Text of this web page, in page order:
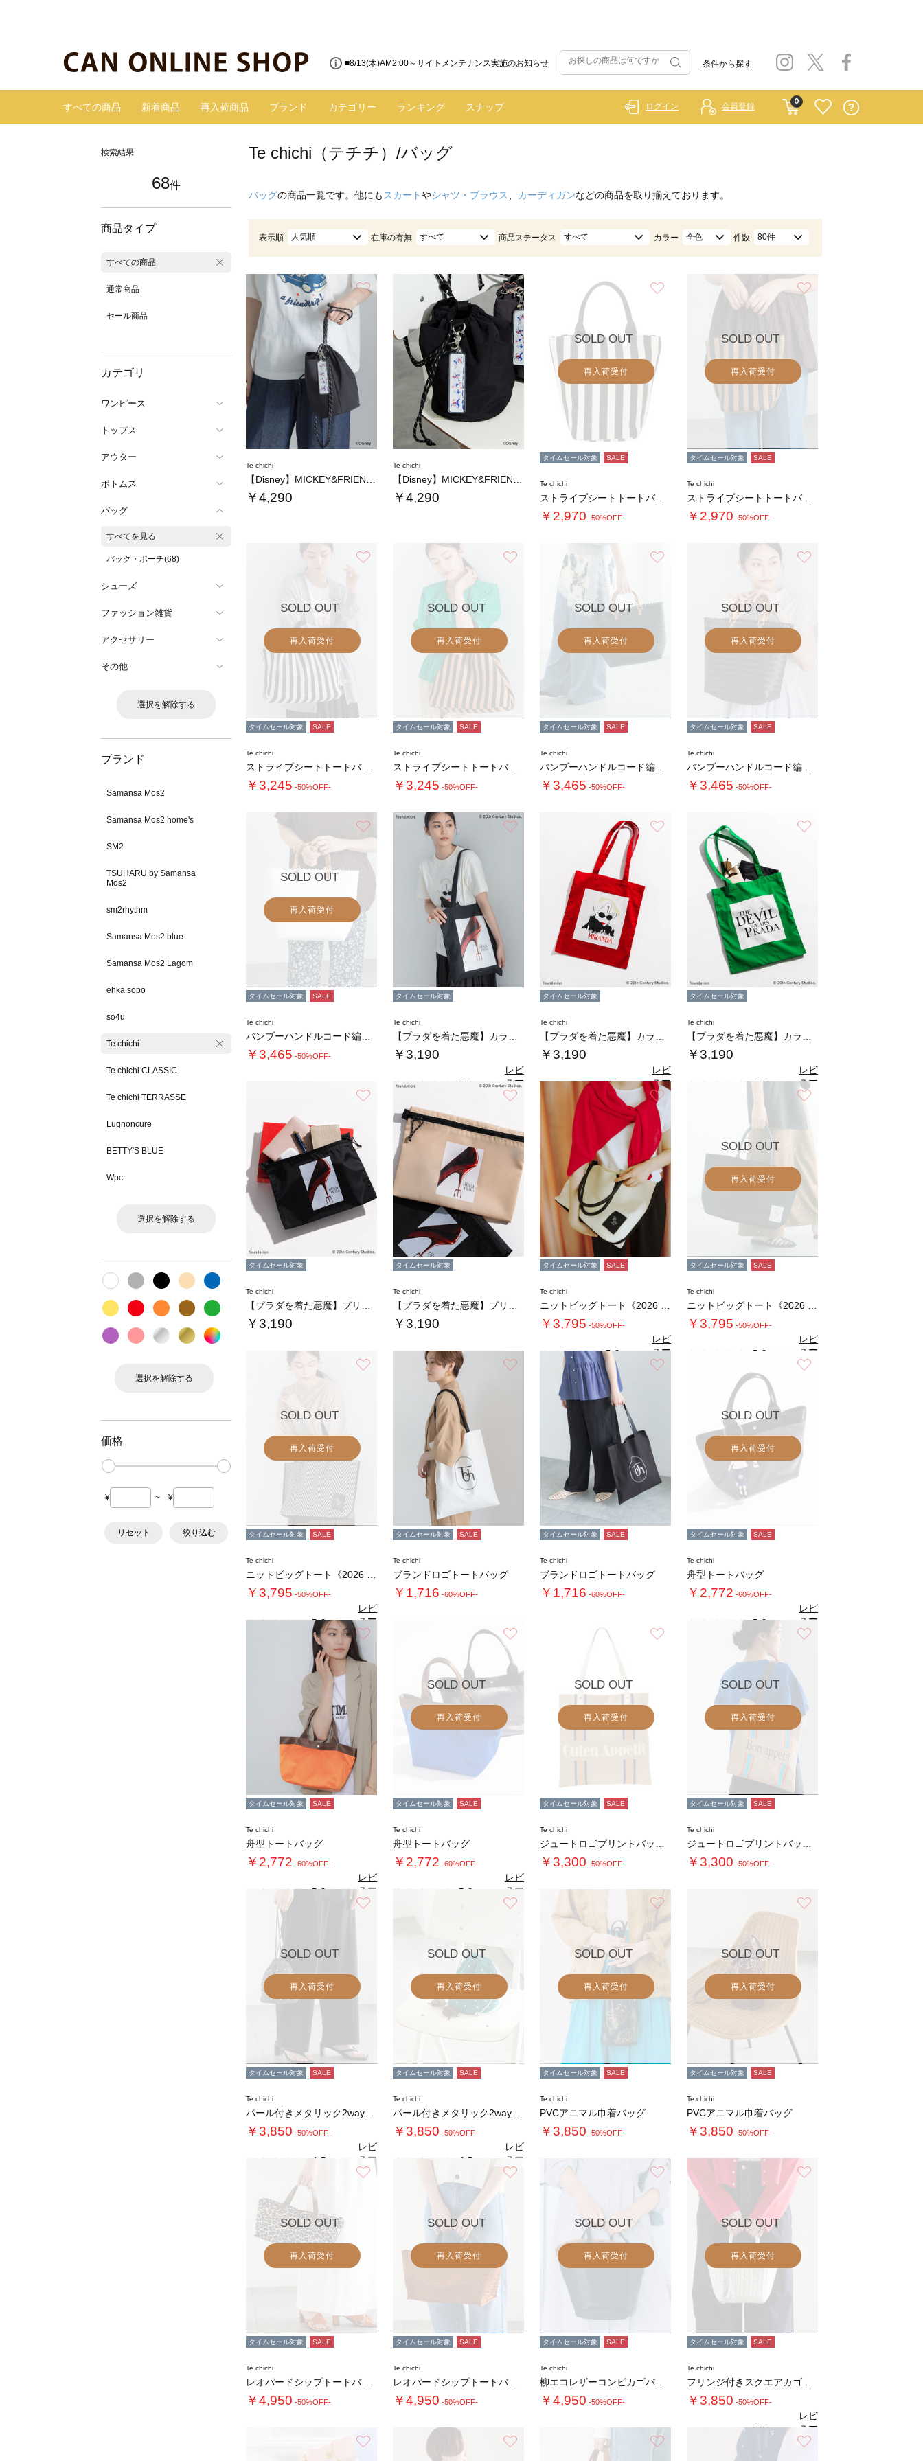
■【お知らせ】ヤマト運輸の配送遅延・停止について 条件から探す
すべての商品 新着商品 再入荷商品 ブランド カテゴリー ランキング スナップ
0
ログイン 会員登録
検索結果
68件
商品タイプ
すべての商品
通常商品
セール商品
カテゴリ
ワンピース
トップス
アウター
ボトムス
バッグ
すべてを見る
バッグ・ポーチ(68)
シューズ
ファッション雑貨
アクセサリー
その他
選択を解除する
ブランド
Samansa Mos2
Samansa Mos2 home's
SM2
TSUHARU by Samansa
Mos2
sm2rhythm
Samansa Mos2 blue
Samansa Mos2 Lagom
ehka sopo
sō4ū
Te chichi
Te chichi CLASSIC
Te chichi TERRASSE
Lugnoncure
BETTY'S BLUE
Wpc.
選択を解除する
選択を解除する
価格
¥ ~ ¥
リセット 絞り込む
Te chichi（テチチ）/バッグ
バッグの商品一覧です。他にも スカートやシャツ・ブラウス カーディガンなどの商品を取り揃えております。
表示順 人気順 在庫の有無 すべて 商品ステータス すべて カラー 全色 件数 80件
Te chichi
￥4,290
お気に入り
Te chichi
￥4,290
SOLD OUT
再入荷受付
タイムセール対象 SALE
Te chichi
ストライプシートトートバッグ(小)
￥2,970 -50%OFF-
SOLD OUT
再入荷受付
タイムセール対象 SALE
Te chichi
ストライプシートトートバッグ(小)
￥2,970 -50%OFF-
SOLD OUT
再入荷受付
タイムセール対象 SALE
Te chichi
ストライプシートトートバッグ(大)
￥3,245 -50%OFF-
SOLD OUT
再入荷受付
タイムセール対象 SALE
Te chichi
ストライプシートトートバッグ(大)
￥3,245 -50%OFF-
SOLD OUT
再入荷受付
タイムセール対象 SALE
Te chichi
￥3,465 -50%OFF-
SOLD OUT
再入荷受付
タイムセール対象 SALE
Te chichi
￥3,465 -50%OFF-
SOLD OUT
再入荷受付
タイムセール対象 SALE
Te chichi
￥3,465 -50%OFF-
タイムセール対象
Te chichi
￥3,190
5.0 （1）
レビ
ュー
を見
る
タイムセール対象
Te chichi
￥3,190
5.0（1）
レビ
ュー
を見
る
タイムセール対象
Te chichi
￥3,190
5.0（1）
レビ
ュー
を見
る
タイムセール対象
Te chichi
￥3,190
タイムセール対象
Te chichi
￥3,190
お気に入り
タイムセール対象 SALE
Te chichi
￥3,795 -50%OFF-
5.0（1）
レビ
ュー
を見
る
SOLD OUT
再入荷受付
タイムセール対象 SALE
Te chichi
￥3,795 -50%OFF-
5.0
レビ
ュー
を見
る
SOLD OUT
再入荷受付
タイムセール対象 SALE
Te chichi
￥3,795 -50%OFF-
5.0（1）
レビ
ュー
を見
る
タイムセール対象 SALE
Te chichi
ブランドロゴトートバッグ
￥1,716 -60%OFF-
タイムセール対象 SALE
Te chichi
ブランドロゴトートバッグ
￥1,716 -60%OFF-
SOLD OUT
再入荷受付
タイムセール対象 SALE
Te chichi
舟型トートバッグ
￥2,772 -60%OFF-
5.0（2）
レビ
ュー
を見
る
タイムセール対象 SALE
Te chichi
舟型トートバッグ
￥2,772 -60%OFF-
5.0（2）
レビ
ュー
を見
る
SOLD OUT
再入荷受付
タイムセール対象 SALE
Te chichi
舟型トートバッグ
￥2,772 -60%OFF-
5.0
レビ
ュー
を見
る
SOLD OUT
再入荷受付
タイムセール対象 SALE
Te chichi
￥3,300 -50%OFF-
SOLD OUT
再入荷受付
タイムセール対象 SALE
Te chichi
￥3,300 -50%OFF-
SOLD OUT
再入荷受付
タイムセール対象 SALE
Te chichi
￥3,850 -50%OFF-
4.5
レビ
ュー
を見
る
SOLD OUT
再入荷受付
タイムセール対象 SALE
Te chichi
￥3,850 -50%OFF-
4.5 （2）
レビ
ュー
を見
る
SOLD OUT
再入荷受付
タイムセール対象 SALE
Te chichi
PVCアニマル巾着バッグ
￥3,850 -50%OFF-
SOLD OUT
再入荷受付
タイムセール対象 SALE
Te chichi
PVCアニマル巾着バッグ
￥3,850 -50%OFF-
お気に入り
SOLD OUT
再入荷受付
タイムセール対象 SALE
Te chichi
レオパードシップトートバッグ
￥4,950 -50%OFF-
SOLD OUT
再入荷受付
タイムセール対象 SALE
Te chichi
レオパードシップトートバッグ
￥4,950 -50%OFF-
お気に入り
SOLD OUT
再入荷受付
タイムセール対象 SALE
Te chichi
柳エコレザーコンビカゴバッグ
￥4,950 -50%OFF-
SOLD OUT
再入荷受付
タイムセール対象 SALE
Te chichi
￥3,850 -50%OFF-
4.0（1）
レビ
ュー
を見
る